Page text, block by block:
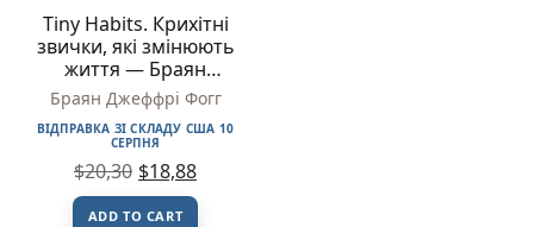
Tiny Habits. Крихітні
звички, які змінюють
життя — Браян
Джеффрі Фогг
Браян Джеффрі Фогг
ВІДПРАВКА ЗІ СКЛАДУ США 10
СЕРПНЯ
$20,30 $18,88
ADD TO CART